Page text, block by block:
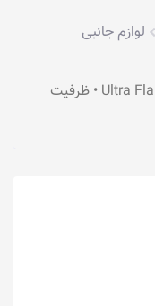
لوازم جانبی
فلش مموری سن دیسک مدل Ultra Flair Black • ظرفیت